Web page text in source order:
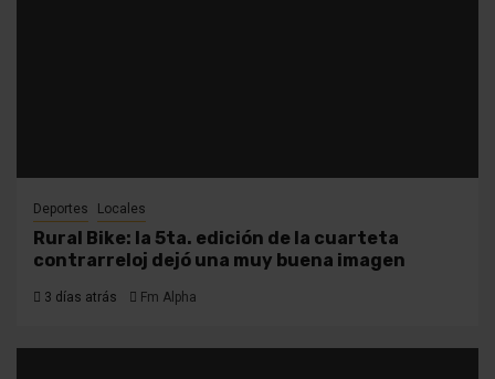
Deportes Locales
Rural Bike: la 5ta. edición de la cuarteta
contrarreloj dejó una muy buena imagen
3 días atrás Fm Alpha